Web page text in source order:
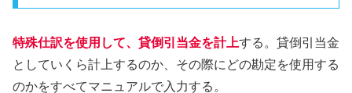
特殊仕訳を使用して、貸倒引当金を計上する。貸倒引当金
としていくら計上するのか、その際にどの勘定を使用する
のかをすべてマニュアルで入力する。